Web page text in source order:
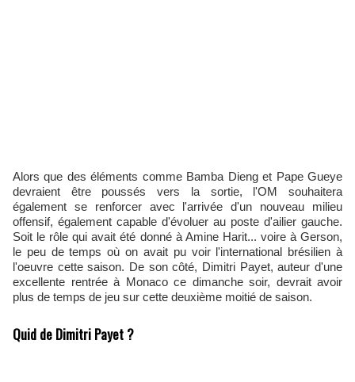
Alors que des éléments comme Bamba Dieng et Pape Gueye
devraient être poussés vers la sortie, l'OM souhaitera
également se renforcer avec l'arrivée d'un nouveau milieu
offensif, également capable d'évoluer au poste d'ailier gauche.
Soit le rôle qui avait été donné à Amine Harit... voire à Gerson,
le peu de temps où on avait pu voir l'international brésilien à
l'oeuvre cette saison. De son côté, Dimitri Payet, auteur d'une
excellente rentrée à Monaco ce dimanche soir, devrait avoir
plus de temps de jeu sur cette deuxième moitié de saison.
Quid de Dimitri Payet ?